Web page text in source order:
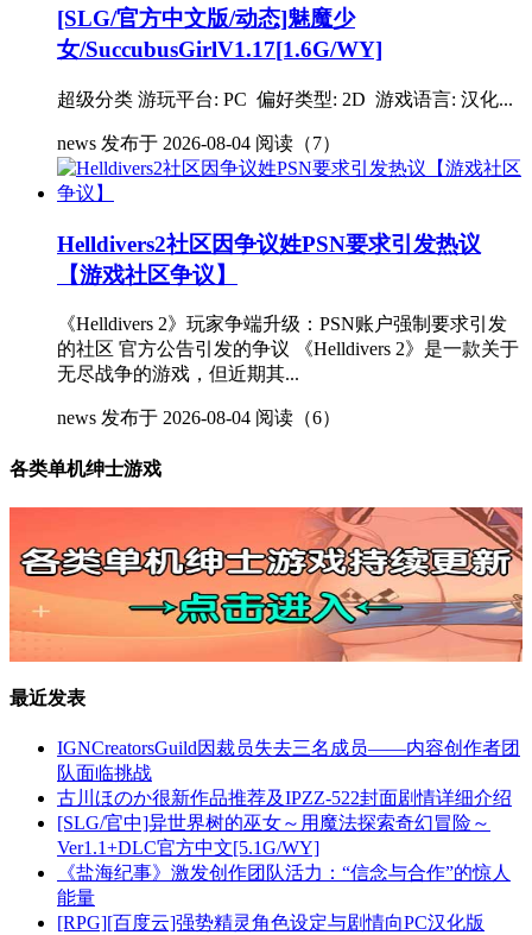
[SLG/官方中文版/动态]魅魔少
女/SuccubusGirlV1.17[1.6G/WY]
超级分类 游玩平台: PC 偏好类型: 2D 游戏语言: 汉化...
news 发布于 2026-08-04 阅读（7）
Helldivers2社区因争议姓PSN要求引发热议
【游戏社区争议】
《Helldivers 2》玩家争端升级：PSN账户强制要求引发
的社区 官方公告引发的争议 《Helldivers 2》是一款关于
无尽战争的游戏，但近期其...
news 发布于 2026-08-04 阅读（6）
各类单机绅士游戏
最近发表
IGNCreatorsGuild因裁员失去三名成员——内容创作者团
队面临挑战
古川ほのか很新作品推荐及IPZZ-522封面剧情详细介绍
[SLG/官中]异世界树的巫女～用魔法探索奇幻冒险～
Ver1.1+DLC官方中文[5.1G/WY]
《盐海纪事》激发创作团队活力：“信念与合作”的惊人
能量
[RPG][百度云]强势精灵角色设定与剧情向PC汉化版